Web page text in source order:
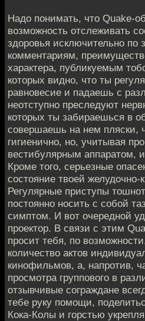
Надо понимать, что Quake-
возможность отслеживать
здоровья исключительно по
комментариям,
характера, публикуемым
которых видно, что ты
равновесие и падаешь с
неотступно преследуют
которых ты забираешься в
совершаешь на нем пляски,
гигиенично, но, учитывая
вестибулярным аппаратом,
Кроме того, серьезные
состояние твоей
Регулярные приступы
постоянно носить с собой
симптом. И вот очередной
проектор. В связи с этим
просит тебя, по
количество актов
кинофильмов, а, напротив,
просмотра группового в
отзывчивые сограждане
тебе руку помощи,
Кока-Колы и горстью